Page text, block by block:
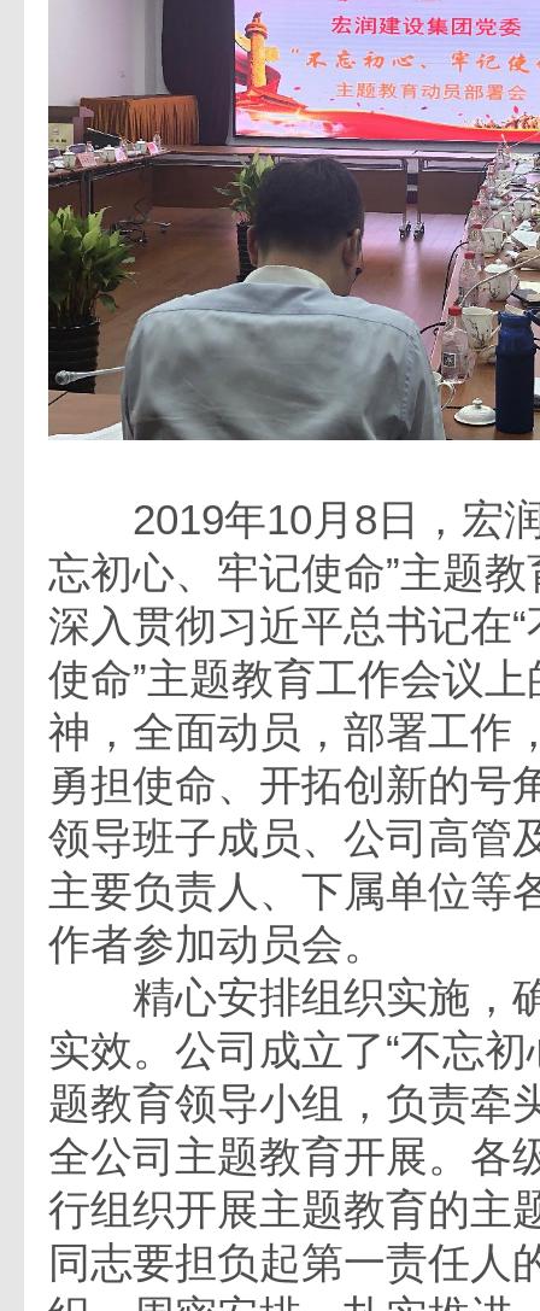
2019年10月8日，宏润
忘初心、牢记使命”主题
深入贯彻习近平总书记在
使命”主题教育工作会议
神，全面动员，部署工作
勇担使命、开拓创新的号
领导班子成员、公司高管
主要负责人、下属单位等
作者参加动员会。
精心安排组织实施，
实效。公司成立了“不忘
题教育领导小组，负责牵
全公司主题教育开展。各
行组织开展主题教育的主
同志要担负起第一责任人